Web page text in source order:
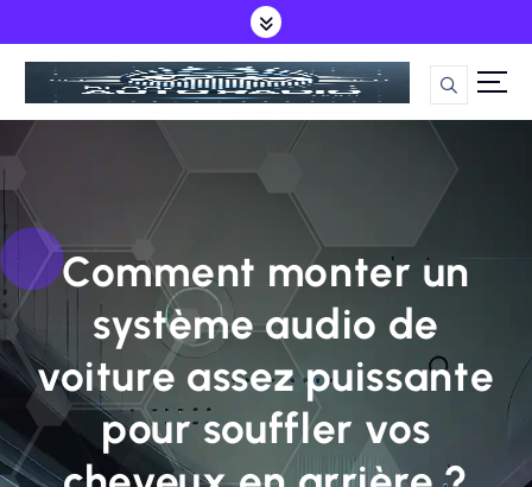
o
c
o
n
e
n
Guide Ultime pour tout ce qui est autoradio et infodivertissement auto
Comment monter un
système audio de
voiture assez puissante
pour souffler vos